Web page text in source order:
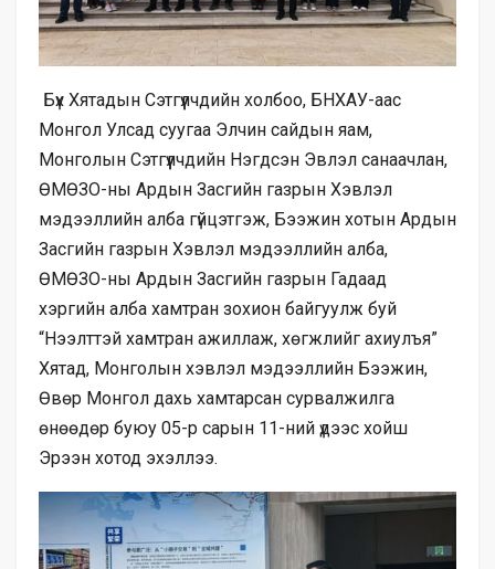
Бүх Хятадын Сэтгүүлчдийн холбоо, БНХАУ-аас
Монгол Улсад суугаа Элчин сайдын яам,
Монголын Сэтгүүлчдийн Нэгдсэн Эвлэл санаачлан,
ӨМӨЗО-ны Ардын Засгийн газрын Хэвлэл
мэдээллийн алба гүйцэтгэж, Бээжин хотын Ардын
Засгийн газрын Хэвлэл мэдээллийн алба,
ӨМӨЗО-ны Ардын Засгийн газрын Гадаад
хэргийн алба хамтран зохион байгуулж буй
“Нээлттэй хамтран ажиллаж, хөгжлийг ахиулъя”
Хятад, Монголын хэвлэл мэдээллийн Бээжин,
Өвөр Монгол дахь хамтарсан сурвалжилга
өнөөдөр буюу 05-р сарын 11-ний үдээс хойш
Эрээн хотод эхэллээ.